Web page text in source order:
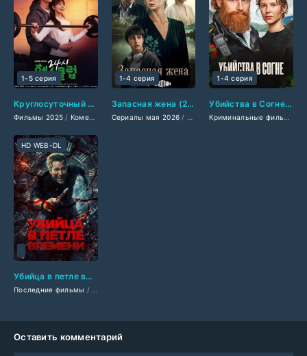
Круглосуточный спортклуб (2025)
Фильмы 2025 / Комедии 2025 /Мелодрамы 2025 Сериалы 2025/Дорамы
1-5 серия
Запасная жена (2026)
Сериалы мая 2026 / Русские сериалы 2026/
1-4 серия
Убийства в Согне (2026)
1-4 серия
Убийца в петле времени (2026)
Последние фильмы /
HD WEB-DL
Оставить комментарий